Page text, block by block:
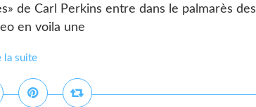
de Carl Perkins entre dans le palmarès des
en voila une
la suite